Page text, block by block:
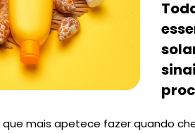
mais apetece fazer quando